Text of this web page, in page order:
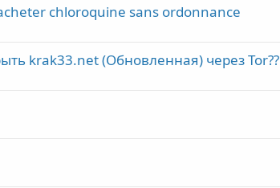
chloroquine sans ordonnance
krak33.net (Обновленная) через Tor??